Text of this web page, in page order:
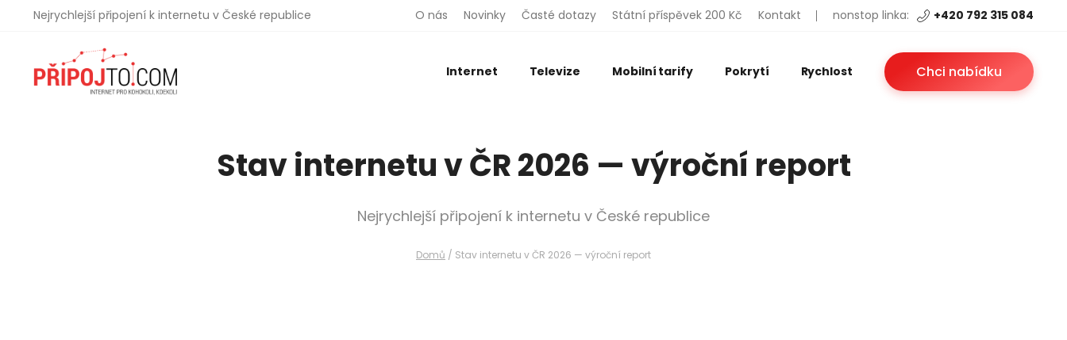
Nejrychlejší připojení k internetu v České republice O nás Novinky Časté dotazy Státní příspěvek 200 Kč Kontakt nonstop linka: +420 792 315 084
Internet Televize Mobilní tarify Pokrytí Rychlost Chci nabídku
Stav internetu v ČR 2026 — výroční report
Nejrychlejší připojení k internetu v České republice
Domů / Stav internetu v ČR 2026 — výroční report